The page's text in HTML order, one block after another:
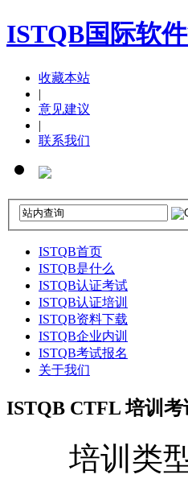
ISTQB国际软
收藏本站
|
意见建议
|
联系我们
ISTQB首页
ISTQB是什么
ISTQB认证考试
ISTQB认证培训
ISTQB资料下载
ISTQB企业内训
ISTQB考试报名
关于我们
ISTQB CTFL 培训考
培训类型